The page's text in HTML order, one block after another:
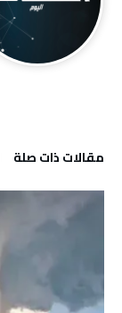
‫مقالات ذات صلة‬